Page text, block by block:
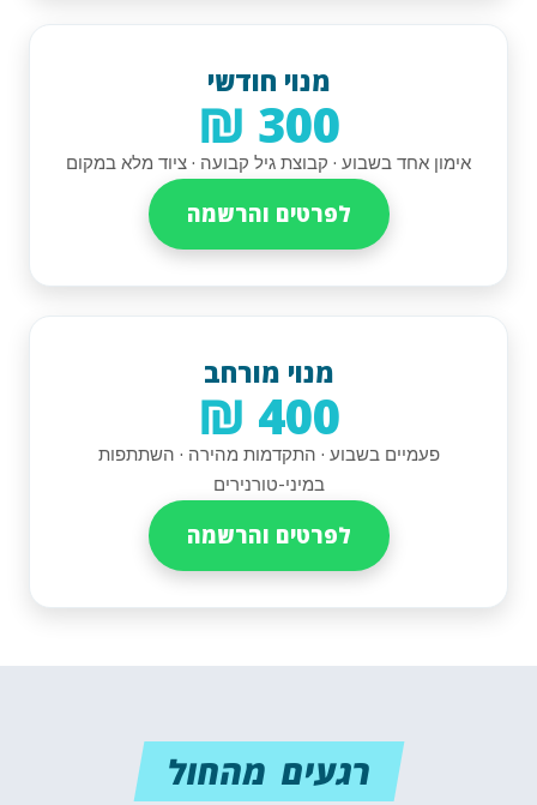
מנוי חודשי
300 ₪
אימון אחד בשבוע · קבוצת גיל קבועה · ציוד מלא במקום
לפרטים והרשמה
מנוי מורחב
400 ₪
פעמיים בשבוע · התקדמות מהירה · השתתפות
במיני-טורנירים
לפרטים והרשמה
רגעים מהחול